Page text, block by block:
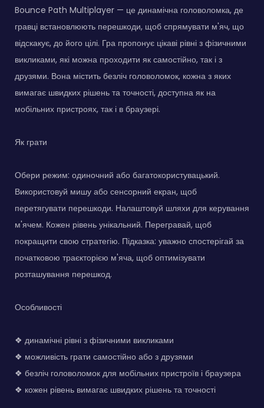
Bounce Path Multiplayer — це динамічна головоломка, де
гравці встановлюють перешкоди, щоб спрямувати м'яч, що
відскакує, до його цілі. Гра пропонує цікаві рівні з фізичними
викликами, які можна проходити як самостійно, так і з
друзями. Вона містить безліч головоломок, кожна з яких
вимагає швидких рішень та точності, доступна як на
мобільних пристроях, так і в браузері.
Як грати
Обери режим: одиночний або багатокористувацький.
Використовуй мишу або сенсорний екран, щоб
перетягувати перешкоди. Налаштовуй шляхи для керування
м'ячем. Кожен рівень унікальний. Перегравай, щоб
покращити свою стратегію. Підказка: уважно спостерігай за
початковою траєкторією м'яча, щоб оптимізувати
розташування перешкод.
Особливості
❖ динамічні рівні з фізичними викликами
❖ можливість грати самостійно або з друзями
❖ безліч головоломок для мобільних пристроїв і браузера
❖ кожен рівень вимагає швидких рішень та точності